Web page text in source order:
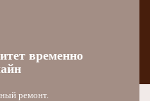
временно
ремонт.